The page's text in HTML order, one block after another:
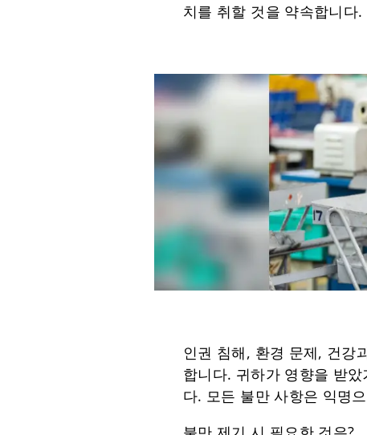
치를 취할 것을 약속합니다.
인권 침해, 환경 문제, 건강
합니다. 귀하가 영향을 받
다. 모든 불만 사항은 익명